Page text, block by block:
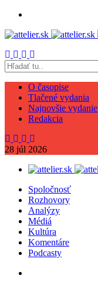
O časopise
Tlačené vydania
Najnovšie vydanie
Redakcia
28 júl 2026
Spoločnosť
Rozhovory
Analýzy
Médiá
Kultúra
Komentáre
Podcasty